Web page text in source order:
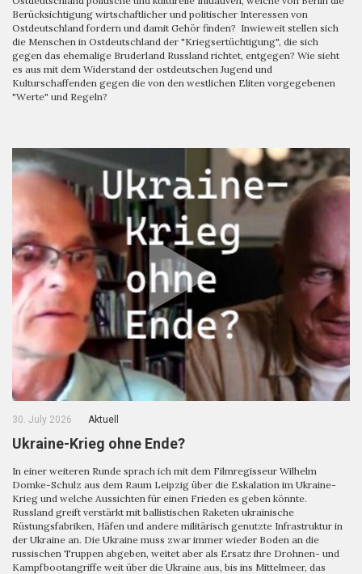
Berücksichtigung wirtschaftlicher und politischer Interessen von
Ostdeutschland fordern und damit Gehör finden? Inwieweit stellen sich
die Menschen in Ostdeutschland der "Kriegsertüchtigung", die sich
gegen das ehemalige Bruderland Russland richtet, entgegen? Wie sieht
es aus mit dem Widerstand der ostdeutschen Jugend und
Kulturschaffenden gegen die von den westlichen Eliten vorgegebenen
"Werte" und Regeln?
30. July 2026 Aktuell
Ukraine-Krieg ohne Ende?
In einer weiteren Runde sprach ich mit dem Filmregisseur Wilhelm
Domke-Schulz aus dem Raum Leipzig über die Eskalation im Ukraine-
Krieg und welche Aussichten für einen Frieden es geben könnte.
Russland greift verstärkt mit ballistischen Raketen ukrainische
Rüstungsfabriken, Häfen und andere militärisch genutzte Infrastruktur in
der Ukraine an. Die Ukraine muss zwar immer wieder Boden an die
russischen Truppen abgeben, weitet aber als Ersatz ihre Drohnen- und
Kampfbootangriffe weit über die Ukraine aus, bis ins Mittelmeer, das